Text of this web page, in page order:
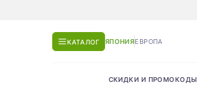
КАТАЛОГ ЯПОНИЯЕВРОПА
СКИДКИ И ПРОМОКОДЫ